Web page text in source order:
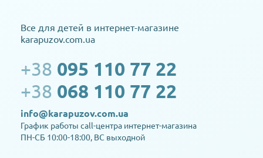
Все для детей в интернет-магазине
karapuzov.com.ua
+38 095 110 77 22
+38 068 110 77 22
info@karapuzov.com.ua
График работы call-центра интернет-магазина
ПН-СБ 10:00-18:00, ВС выходной